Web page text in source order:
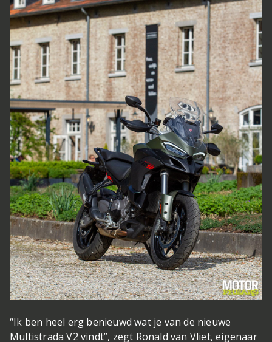
“Ik ben heel erg benieuwd wat je van de nieuwe
Multistrada V2 vindt”, zegt Ronald van Vliet, eigenaar